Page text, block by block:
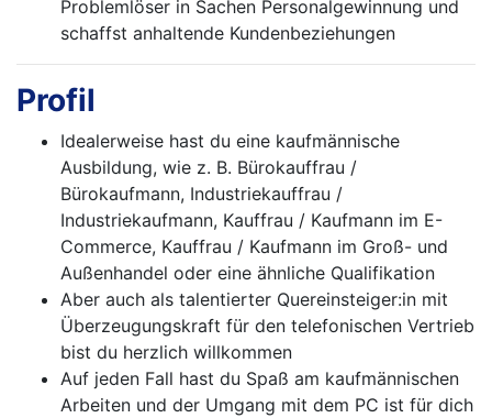
Problemlöser in Sachen Personalgewinnung und
schaffst anhaltende Kundenbeziehungen
Profil
Idealerweise hast du eine kaufmännische
Ausbildung, wie z. B. Bürokauffrau /
Bürokaufmann, Industriekauffrau /
Industriekaufmann, Kauffrau / Kaufmann im E-
Commerce, Kauffrau / Kaufmann im Groß- und
Außenhandel oder eine ähnliche Qualifikation
Aber auch als talentierter Quereinsteiger:in mit
Überzeugungskraft für den telefonischen Vertrieb
bist du herzlich willkommen
Auf jeden Fall hast du Spaß am kaufmännischen
Arbeiten und der Umgang mit dem PC ist für dich